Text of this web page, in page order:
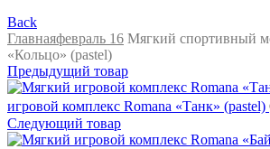
Back
Главнаяфевраль 16 Мягкий спортивный
«Кольцо» (pastel)
Предыдущий товар
игровой комплекс Romana «Танк» (pastel)
Следующий товар